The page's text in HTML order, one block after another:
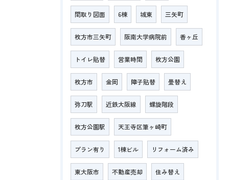
間取り図面 6棟 城東 三矢町
枚方市三矢町 阪南大学病院前 香ヶ丘
トイレ貼替 営業時間 枚方公園
枚方市 金岡 障子貼替 畳替え
弥刀駅 近鉄大阪線 螺旋階段
枚方公園駅 天王寺区筆ヶ崎町
プラン有り 1棟ビル リフォーム済み
東大阪市 不動産売却 住み替え